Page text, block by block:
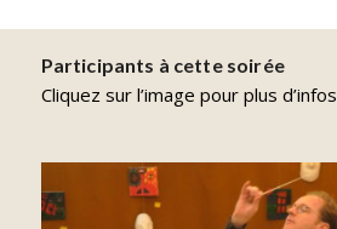
Participants à cette soirée
Cliquez sur l’image pour plus d’infos